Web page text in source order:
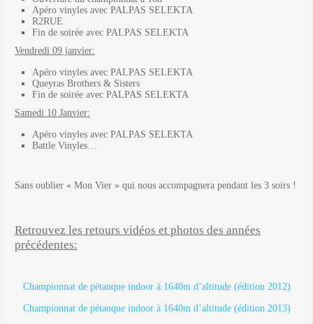
Apéro vinyles avec PALPAS SELEKTA
R2RUE
Fin de soirée avec PALPAS SELEKTA
Vendredi 09 janvier:
Apéro vinyles avec PALPAS SELEKTA
Queyras Brothers & Sisters
Fin de soirée avec PALPAS SELEKTA
Samedi 10 Janvier:
Apéro vinyles avec PALPAS SELEKTA
Battle Vinyles…
Sans oublier « Mon Vier » qui nous accompagnera pendant les 3 soirs !
Retrouvez les retours vidéos et photos des années
précédentes:
Championnat de pétanque indoor à 1640m d’altitude (édition 2012)
Championnat de pétanque indoor à 1640m d’altitude (édition 2013)